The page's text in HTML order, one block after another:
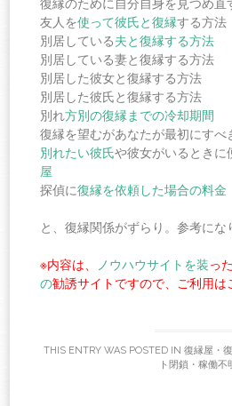
友人を使って彼氏と復縁する方法
別居している夫と復縁する方法
別居している妻と復縁する方法
別居した彼女と復縁する方法
別居した彼氏と復縁する方法
別れ方別の復縁までの冷却期間
復縁を望むがあなたが最初にすべ
別れたい彼氏や彼女がいるときに
屋
探偵に復縁を依頼した場合の料金
と、復縁関係がずらり。参考にな
※内容は、 ノウハウサイトを装っ
の勧誘サイトですので、ご利用は
THIS ENTRY WAS POSTED IN 復縁屋・
ト閉鎖・稼働不